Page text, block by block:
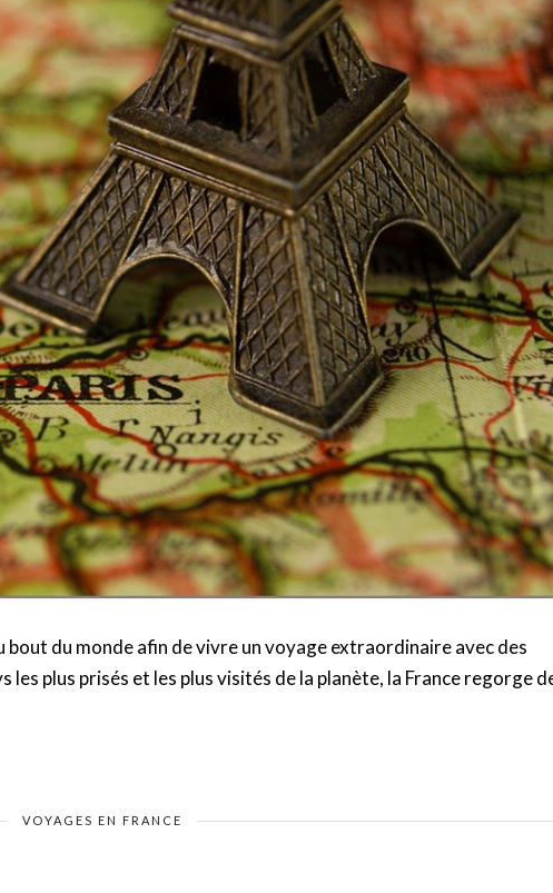
bout du monde afin de vivre un voyage extraordinaire avec des
les plus prisés et les plus visités de la planète, la France regorge
VOYAGES EN FRANCE